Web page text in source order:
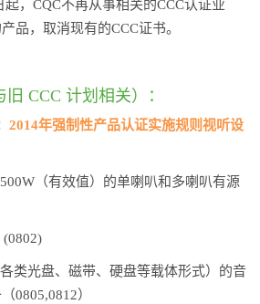
起，CQC不再从事相关的CCC认证业
品，取消现有的CCC证书。
CCC 计划相关）：
2014年强制性产品认证实施规则视听设
（有效值）的单喇叭和多喇叭有源
类光盘、磁带、硬盘等载体形式）的音
0805,0812）